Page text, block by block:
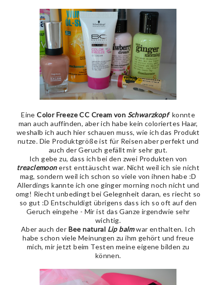
EineColor Freeze CC Cream von Schwarzkopf konnte
man auch auffinden, aber ich habe kein coloriertes Haar,
weshalb ich auch hier schauen muss, wie ich das Produkt
nutze. Die Produktgröße ist für Reisen aber perfekt und
auch der Geruch gefällt mir sehr gut.
Ich gebe zu, dass ich bei den zwei Produkten von
treaclemoonerst enttäuscht war. Nicht weil ich sie nicht
mag, sondern weil ich schon so viele von ihnen habe :D
Allerdings kannte ich one ginger morning noch nicht und
omg! Riecht unbedingt bei Gelegnheit daran, es riecht so
so gut :D Entschuldigt übrigens dass ich so oft auf den
Geruch eingehe - Mir ist das Ganze irgendwie sehr
wichtig.
Aber auch der Bee natural Lip balmwar enthalten. Ich
habe schon viele Meinungen zu ihm gehört und freue
mich, mir jetzt beim Testen meine eigene bilden zu
können.